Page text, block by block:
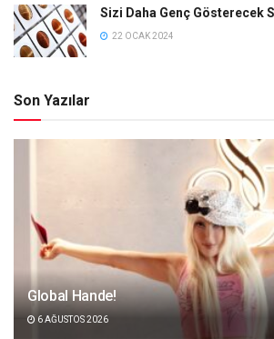
Sizi Daha Genç Gösterecek
22 OCAK 2024
Son Yazılar
Global Hande!
6 AĞUSTOS 2026